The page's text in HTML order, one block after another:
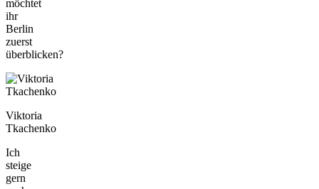
möchtet
ihr
Berlin
zuerst
überblicken?
Viktoria
Tkachenko
Ich
steige
gern